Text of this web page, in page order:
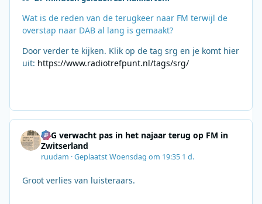
Wat is de reden van de terugkeer naar FM terwijl de
overstap naar DAB al lang is gemaakt?
Door verder te kijken. Klik op de tag srg en je komt hier
uit: https://www.radiotrefpunt.nl/tags/srg/
SRG verwacht pas in het najaar terug op FM in
Zwitserland
ruudam ·GeplaatstWoensdag om 19:35 1 d.
Groot verlies van luisteraars.